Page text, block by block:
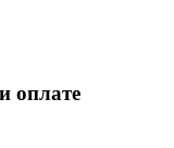
оплате